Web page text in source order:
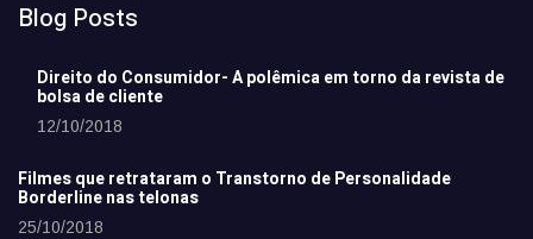
Blog Posts
Direito do Consumidor- A polêmica em torno da revista de
bolsa de cliente
12/10/2018
Filmes que retrataram o Transtorno de Personalidade
Borderline nas telonas
25/10/2018